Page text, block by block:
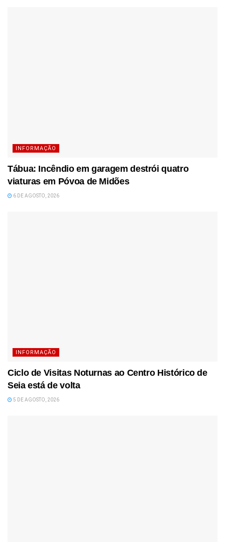
INFORMAÇÃO
Tábua: Incêndio em garagem destrói quatro
viaturas em Póvoa de Midões
6 DE AGOSTO, 2026
INFORMAÇÃO
Ciclo de Visitas Noturnas ao Centro Histórico de
Seia está de volta
5 DE AGOSTO, 2026